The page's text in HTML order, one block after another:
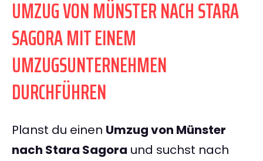
UMZUG VON MÜNSTER NACH STARA
SAGORA MIT EINEM
UMZUGSUNTERNEHMEN
DURCHFÜHREN
Planst du einen Umzug von Münster
nach Stara Sagora und suchst nach